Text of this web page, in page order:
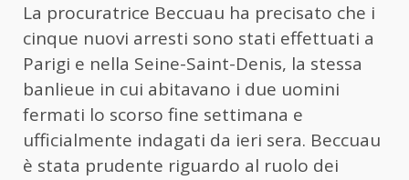
La procuratrice Beccuau ha precisato che i
cinque nuovi arresti sono stati effettuati a
Parigi e nella Seine-Saint-Denis, la stessa
banlieue in cui abitavano i due uomini
fermati lo scorso fine settimana e
ufficialmente indagati da ieri sera. Beccuau
è stata prudente riguardo al ruolo dei